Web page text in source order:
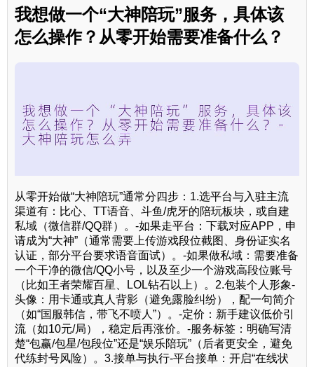
我想做一个“大神陪玩”服务，具体该
怎么操作？从零开始需要准备什么？
从零开始做“大神陪玩”通常分四步：1.选平台与入驻主流
渠道有：比心、TT语音、斗鱼/虎牙的陪玩板块，或自建
私域（微信群/QQ群）。-如果走平台：下载对应APP，申
请成为“大神”（通常需要上传游戏段位截图、身份证实名
认证，部分平台要求语音面试）。-如果做私域：需要准备
一个干净的微信/QQ小号，以及至少一个游戏高段位账号
（比如王者荣耀百星、LOL钻石以上）。2.包装个人形象-
头像：用卡通或真人背影（避免露脸纠纷），配一句简介
（如“国服韩信，带飞不喷人”）。-定价：新手建议低价引
流（如10元/局），稳定后再涨价。-服务标签：明确写清
楚“包赢/包星/包段位”还是“娱乐陪玩”（后者更安全，避免
代练封号风险）。3.接单与执行-平台接单：开启“在线状